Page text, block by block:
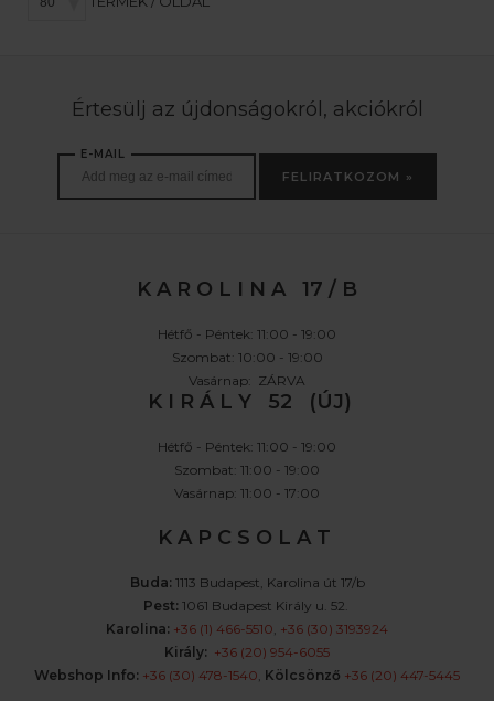
Értesülj az újdonságokról, akciókról
E-MAIL
FELIRATKOZOM »
K A R O L I N A 17 / B
Hétfő - Péntek: 11:00 - 19:00
Szombat: 10:00 - 19:00
Vasárnap: ZÁRVA
K I R Á L Y 52 (ÚJ)
Hétfő - Péntek: 11:00 - 19:00
Szombat: 11:00 - 19:00
Vasárnap: 11:00 - 17:00
K A P C S O L A T
Buda: 1113 Budapest, Karolina út 17/b
Pest: 1061 Budapest Király u. 52.
Karolina: +36 (1) 466-5510, +36 (30) 3193924
Király: +36 (20) 954-6055
Webshop Info: +36 (30) 478-1540, Kölcsönző +36 (20) 447-5445